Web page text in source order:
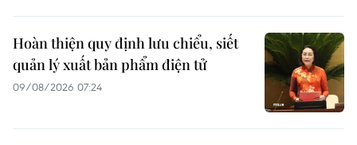
Hoàn thiện quy định lưu chiểu, siết
quản lý xuất bản phẩm điện tử
09/08/2026 07:24